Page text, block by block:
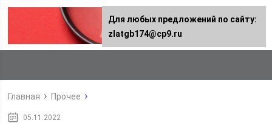
Главная Прочее
05.11.2022
Для любых предложений по сайту:
zlatgb174@cp9.ru